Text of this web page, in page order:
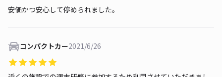
安価かつ安心して停められました。
コンパクトカー2021/6/26